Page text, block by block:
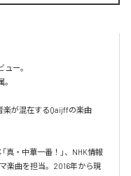
ー。
楽が混在するQaijffの楽曲
真・中華一番！」、NHK情報
楽曲を担当。2016年から現